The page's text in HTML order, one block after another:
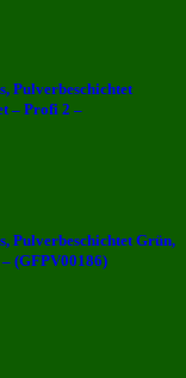
Pulverbeschichtet
– Profi 2 –
Pulverbeschichtet Grün,
(GFPV00186)